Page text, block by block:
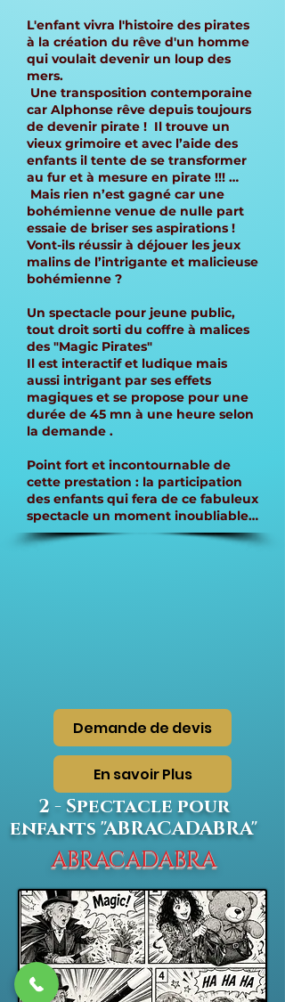
L'enfant vivra l'histoire des pirates
à la création du rêve d'un homme
qui voulait devenir un loup des
mers.
Une transposition contemporaine
car Alphonse rêve depuis toujours
de devenir pirate ! Il trouve un
vieux grimoire et avec l’aide des
enfants il tente de se transformer
au fur et à mesure en pirate !!! …
Mais rien n’est gagné car une
bohémienne venue de nulle part
essaie de briser ses aspirations !
Vont-ils réussir à déjouer les jeux
malins de l’intrigante et malicieuse
bohémienne ?
Un spectacle pour jeune public,
tout droit sorti du coffre à malices
des "Magic Pirates"
Il est interactif et ludique mais
aussi intrigant par ses effets
magiques et se propose pour une
durée de 45 mn à une heure selon
la demande .
Point fort et incontournable de
cette prestation : la participation
des enfants qui fera de ce fabuleux
spectacle un moment inoubliable…
Demande de devis
En savoir Plus
2 - Spectacle pour
enfants "ABRACADABRA"
ABRACADABRA